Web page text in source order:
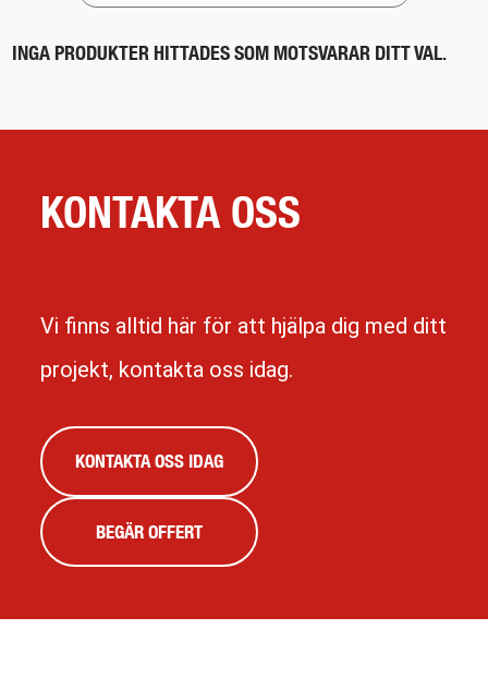
INGA PRODUKTER HITTADES SOM MOTSVARAR DITT VAL.
KONTAKTA OSS
Vi finns alltid här för att hjälpa dig med ditt
projekt, kontakta oss idag.
KONTAKTA OSS IDAG
BEGÄR OFFERT